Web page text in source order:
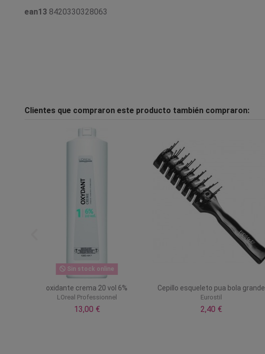
ean13 8420330328063
Clientes que compraron este producto también compraron:
Sin stock online
oxidante crema 20 vol 6%
LOreal Professionnel
13,00 €
Cepillo esqueleto pua bola grande
Eurostil
2,40 €